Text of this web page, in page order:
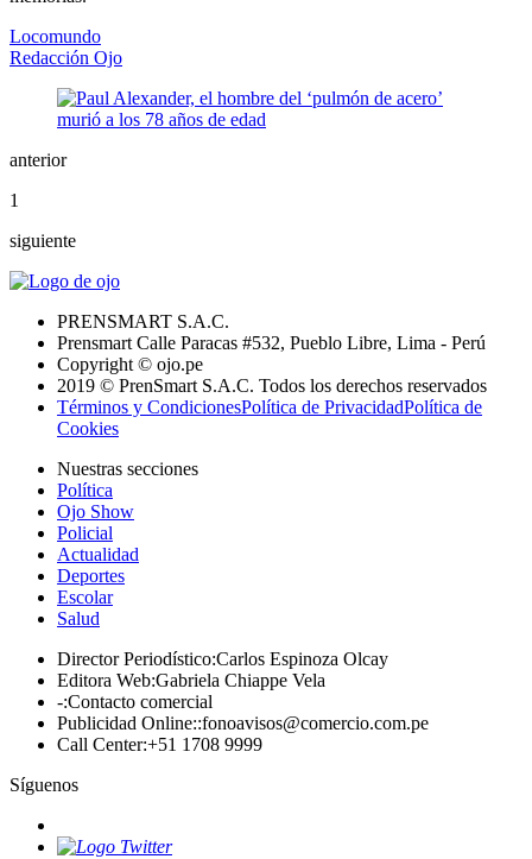
Locomundo
Redacción Ojo
anterior
1
siguiente
PRENSMART S.A.C.
Prensmart Calle Paracas #532, Pueblo Libre, Lima - Perú
Copyright © ojo.pe
2019 © PrenSmart S.A.C. Todos los derechos reservados
Términos y CondicionesPolítica de PrivacidadPolítica de
Cookies
Nuestras secciones
Política
Ojo Show
Policial
Actualidad
Deportes
Escolar
Salud
Director Periodístico:Carlos Espinoza Olcay
Editora Web:Gabriela Chiappe Vela
-:Contacto comercial
Publicidad Online::fonoavisos@comercio.com.pe
Call Center:+51 1708 9999
Síguenos